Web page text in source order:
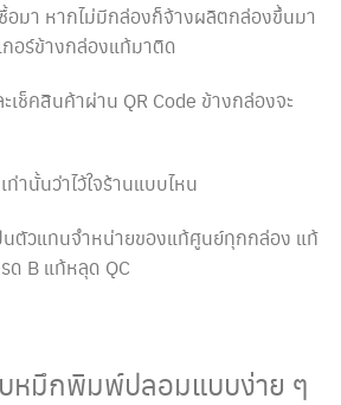
อมา หากไม่มีกล่องก็จ้างผลิตกล่องขึ้นมา
กอร์ข้างกล่องแท้มาติด
เช็คสินค้าผ่าน QR Code ข้างกล่องจะ
านั้นว่าไว้ใจร้านแบบไหน
นตัวแทนจำหน่ายของแท้ศูนย์ทุกกล่อง แท้
ด B แท้หลุด QC
หมึกพิมพ์ปลอมแบบง่าย ๆ